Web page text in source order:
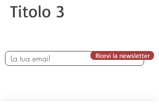
Titolo 3
Ricevi la newsletter